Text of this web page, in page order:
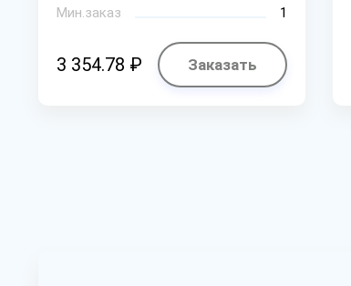
Мин.заказ
1
3 354.78 ₽ Заказать